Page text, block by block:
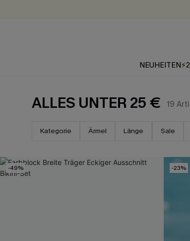
NEUHEITEN
ALLES UNTER 25 € 19
Kategorie Ärmel Länge Sale
-49% -23%